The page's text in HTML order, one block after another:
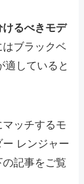
るべきモデ
ブラックベ
適していると
ッチするモ
レンジャー
記事をご覧